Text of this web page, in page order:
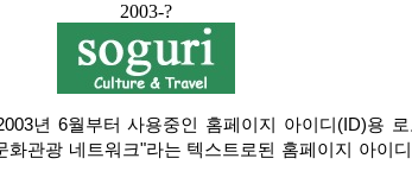
2003-?
년 6월부터 사용중인 홈페이지 아이디(ID)용 로
화관광 네트워크"라는 텍스트로된 홈페이지 아이